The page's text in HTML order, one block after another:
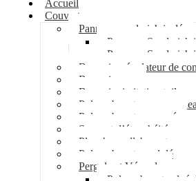
Accueil
Couverture
Panneau sandwich isolé
Panneau Sandwich
Panneau Sandwich
Bac acier régulateur de
Bac acier sec
Bac acier imitation tuile
Polycarbonate pour
Polycarbonate nervuré
Support d’étanchéité
Plancher collaborant
Polycarbonate ondulé
Pergola et Véranda